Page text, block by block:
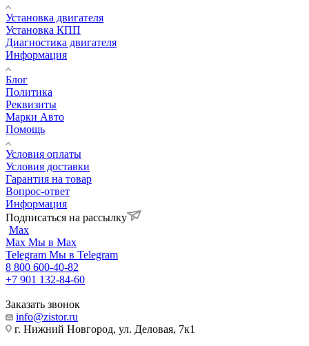
Установка двигателя
Установка КПП
Диагностика двигателя
Информация
Блог
Политика
Реквизиты
Марки Авто
Помощь
Условия оплаты
Условия доставки
Гарантия на товар
Вопрос-ответ
Информация
Подписаться на рассылку
Max
Max Мы в Max
Telegram Мы в Telegram
8 800 600-40-82
+7 901 132-84-60
Заказать звонок
info@zistor.ru
г. Нижний Новгород, ул. Деловая, 7к1